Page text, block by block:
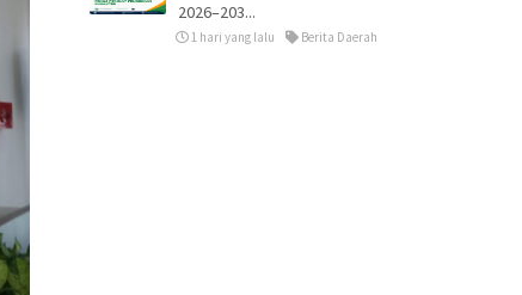
2026–203...
1 hari yang lalu Berita Daerah